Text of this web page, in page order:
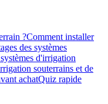
?Comment installer
des systèmes
d'irrigation
souterrains et de
achatQuiz rapide